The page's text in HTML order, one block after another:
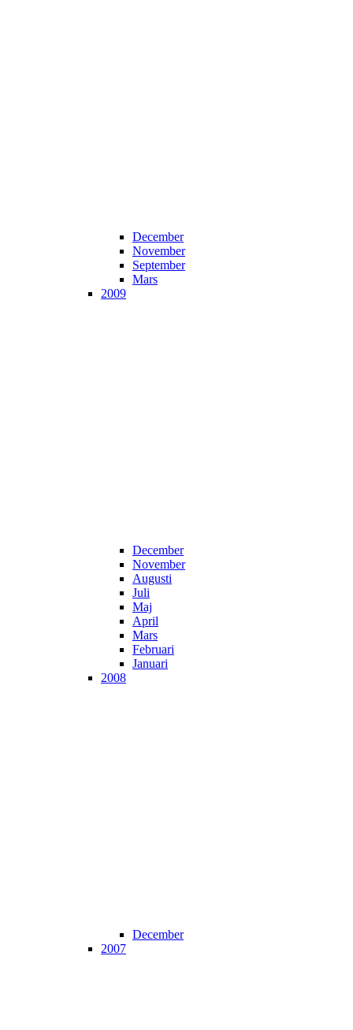
December
November
September
Mars
2009
December
November
Augusti
Juli
Maj
April
Mars
Februari
Januari
2008
December
2007